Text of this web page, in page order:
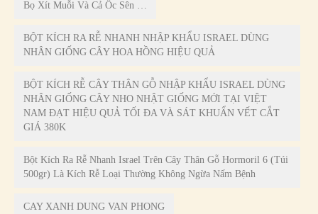
Bọ Xít Muỗi Và Cả Ốc Sên …
BỘT KÍCH RA RỄ NHANH NHẬP KHẨU ISRAEL DÙNG
NHÂN GIỐNG CÂY HOA HỒNG HIỆU QUẢ
BỘT KÍCH RỄ CÂY THÂN GỖ NHẬP KHẨU ISRAEL DÙNG
NHÂN GIỐNG CÂY NHO NHẬT GIỐNG MỚI TẠI VIỆT
NAM ĐẠT HIỆU QUẢ TỐI ĐA VÀ SÁT KHUẨN VẾT CẮT
GIÁ 380K
Bột Kích Ra Rễ Nhanh Israel Trên Cây Thân Gỗ Hormoril 6 (Túi
500gr) Là Kích Rễ Loại Thường Không Ngừa Nấm Bệnh
CAY XANH DUNG VAN PHONG